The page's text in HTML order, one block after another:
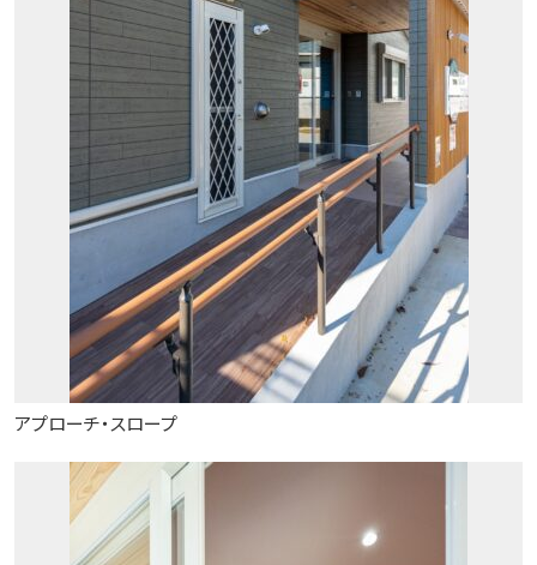
アプローチ・スロープ